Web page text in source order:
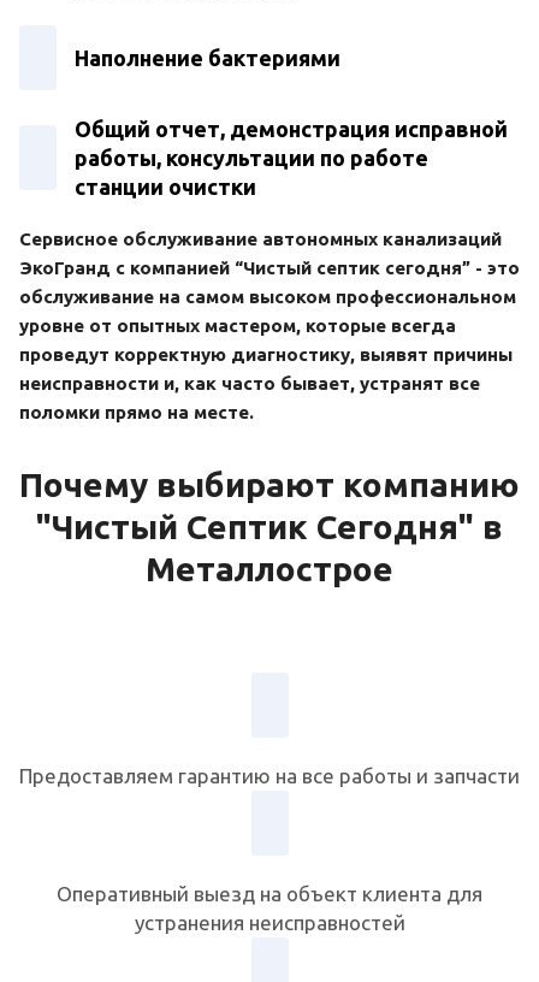
Наполнение бактериями
Общий отчет, демонстрация исправной
работы, консультации по работе
станции очистки
Сервисное обслуживание автономных канализаций
ЭкоГранд с компанией “Чистый септик сегодня” - это
обслуживание на самом высоком профессиональном
уровне от опытных мастером, которые всегда
проведут корректную диагностику, выявят причины
неисправности и, как часто бывает, устранят все
поломки прямо на месте.
Почему выбирают компанию
"Чистый Септик Сегодня" в
Металлострое
Предоставляем гарантию на все работы и запчасти
Оперативный выезд на объект клиента для
устранения неисправностей